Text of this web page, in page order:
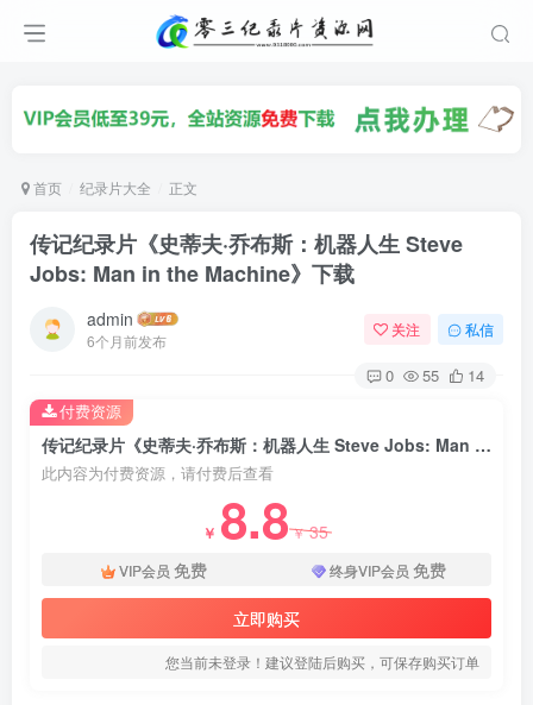
首页 纪录片大全 正文
传记纪录片《史蒂夫·乔布斯：机器人生 Steve
Jobs: Man in the Machine》下载
admin
6个月前发布
关注 私信
0 55 14
传记纪录片《史蒂夫·乔布斯：机器人生 Steve Jobs: Man in the Machine》下载
此内容为付费资源，请付费后查看
￥ 8.8￥35
VIP会员 免费 终身VIP会员 免费
立即购买
您当前未登录！建议登陆后购买，可保存购买订单
付费资源